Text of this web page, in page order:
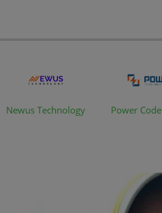
Newus Technology Power